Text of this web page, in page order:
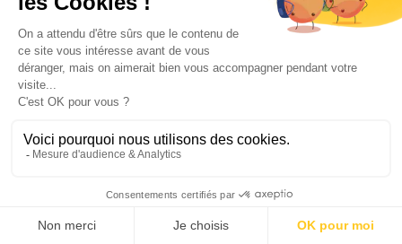
La perception des locataires face aux
résultats du DPE (Diagnostic de
Les bénéfices psychologiques
DPE
De nos jours, les propriétaires bailleurs se